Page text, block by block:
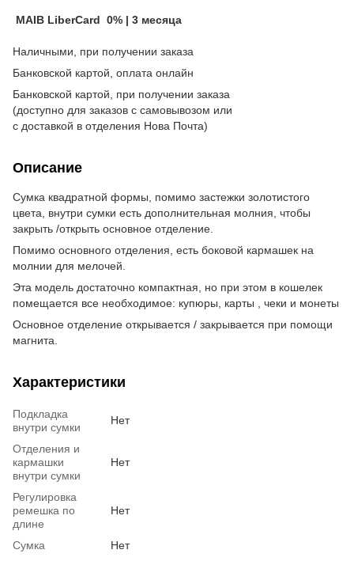
MAIB LiberCard 0% | 3 месяца
Наличными, при получении заказа
Банковской картой, оплата онлайн
Банковской картой, при получении заказа
(доступно для заказов с самовывозом или
с доставкой в отделения Нова Почта)
Описание
Сумка квадратной формы, помимо застежки золотистого
цвета, внутри сумки есть дополнительная молния, чтобы
закрыть /открыть основное отделение.
Помимо основного отделения, есть боковой кармашек на
молнии для мелочей.
Эта модель достаточно компактная, но при этом в кошелек
помещается все необходимое: купюры, карты , чеки и монеты
Основное отделение открывается / закрывается при помощи
магнита.
Характеристики
Подкладка
внутри сумки
Нет
Отделения и
кармашки
внутри сумки
Нет
Регулировка
ремешка по
длине
Нет
Сумка Нет